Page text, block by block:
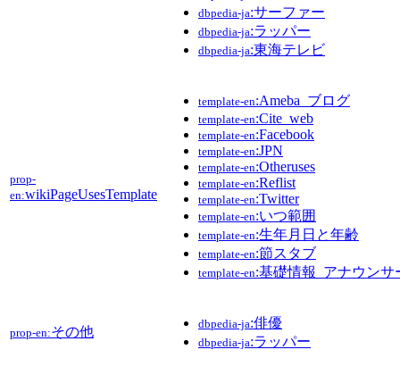
dbpedia-ja:サーファー
dbpedia-ja:ラッパー
dbpedia-ja:東海テレビ
prop-
en:wikiPageUsesTemplate
template-en:Ameba_ブログ
template-en:Cite_web
template-en:Facebook
template-en:JPN
template-en:Otheruses
template-en:Reflist
template-en:Twitter
template-en:いつ範囲
template-en:生年月日と年齢
template-en:節スタブ
template-en:基礎情報_アナウンサ
prop-en:その他
dbpedia-ja:俳優
dbpedia-ja:ラッパー